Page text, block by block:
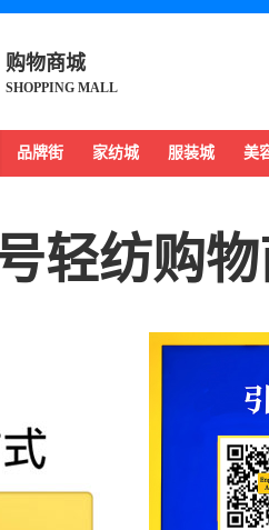
购物商城
SHOPPING MALL
品牌街 家纺城 服装城 美
轻纺购